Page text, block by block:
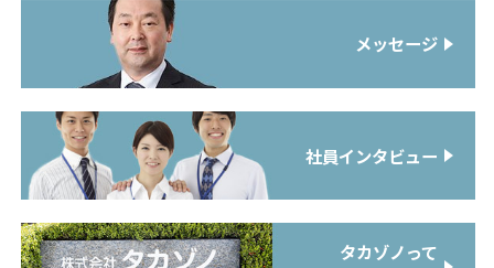
メッセージ
社員インタビュー
タカゾノって